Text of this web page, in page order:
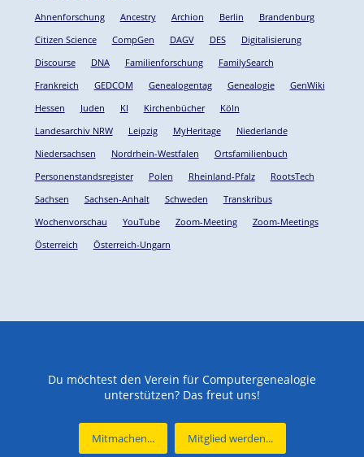
Ahnenforschung Ancestry Archion Berlin
Brandenburg
Citizen Science
CompGen DAGV DES
Digitalisierung
Discourse
DNA Familienforschung
FamilySearch
Frankreich
GEDCOM Genealogentag Genealogie
GenWiki
Hessen
Juden KI Kirchenbücher
Köln
Landesarchiv NRW
Leipzig MyHeritage
Niederlande
Niedersachsen
Nordrhein-Westfalen
Ortsfamilienbuch
Personenstandsregister
Polen Rheinland-Pfalz
RootsTech
Sachsen
Sachsen-Anhalt Schweden
Transkribus
Wochenvorschau
YouTube Zoom-Meeting
Zoom-Meetings
Österreich
Österreich-Ungarn
Du möchtest den Verein für Computergenealogie
unterstützen? Das freut uns!
Mitmachen... Mitglied werden...